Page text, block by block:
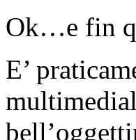
Ok…e fin
E’